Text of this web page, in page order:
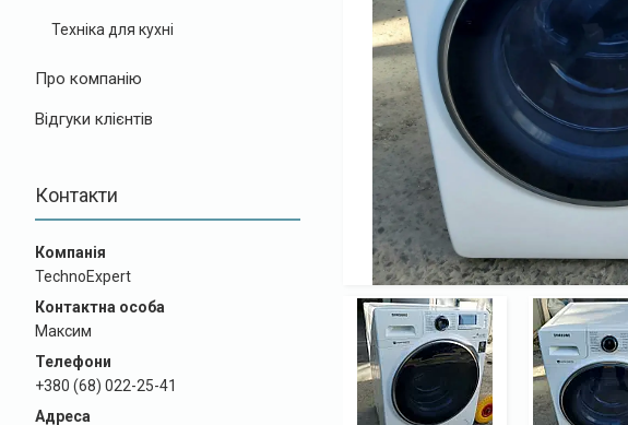
Техніка для кухні
Про компанію
Відгуки клієнтів
Контакти
TechnoExpert
Максим
+380 (68) 022-25-41